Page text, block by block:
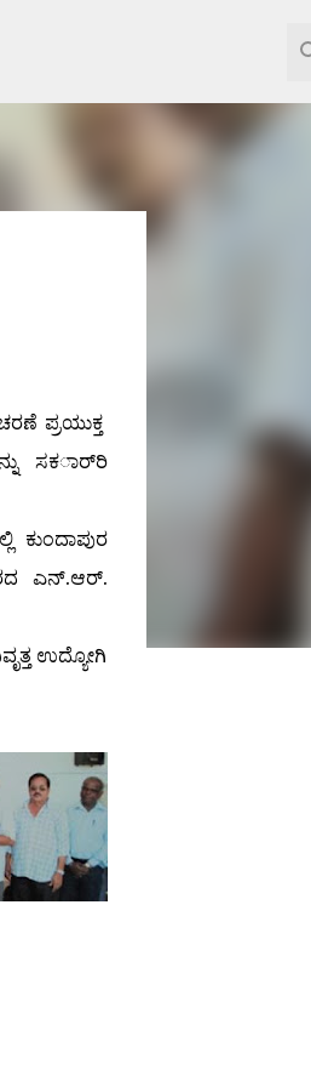
ಪ್ರಯುಕ್ತ
ಸಕರ್ಾರಿ
ಕುಂದಾಪುರ
ಎನ್.ಆರ್.
ಉದ್ಯೋಗಿ